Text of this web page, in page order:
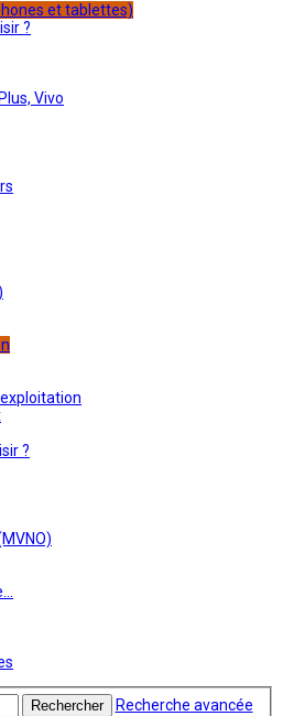
et tablettes)
?
Vivo
?
Rechercher Recherche avancée